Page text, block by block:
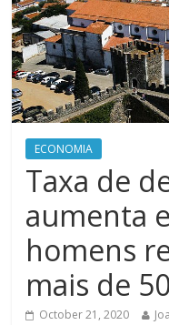
ECONOMIA
Taxa de
aumenta
homens
mais de
October 21, 2020